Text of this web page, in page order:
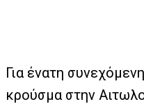
Για ένατη
κρούσμα στην